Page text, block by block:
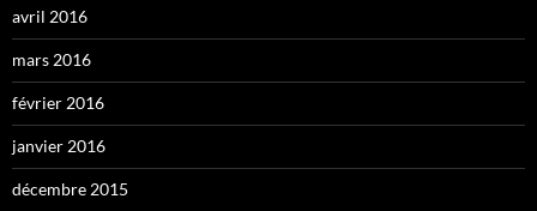
avril 2016
mars 2016
février 2016
janvier 2016
décembre 2015